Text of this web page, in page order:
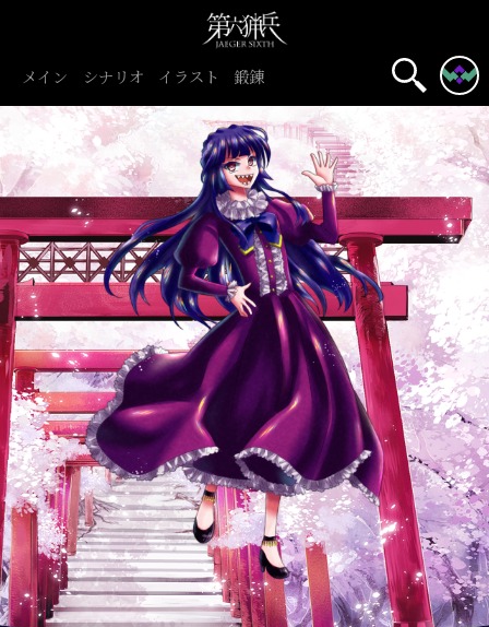
メイン シナリオ イラスト 鍛錬
初心者旅団
団員募集中